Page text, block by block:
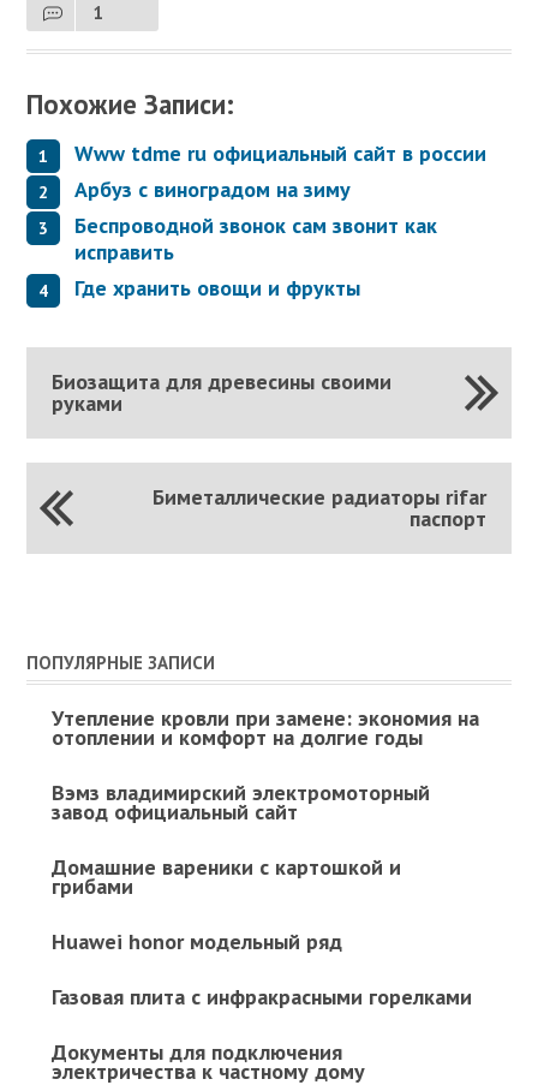
1
Похожие Записи:
Www tdme ru официальный сайт в россии
Арбуз с виноградом на зиму
Беспроводной звонок сам звонит как
исправить
Где хранить овощи и фрукты
Биозащита для древесины своими
руками
Биметаллические радиаторы rifar
паспорт
ПОПУЛЯРНЫЕ ЗАПИСИ
Утепление кровли при замене: экономия на
отоплении и комфорт на долгие годы
Вэмз владимирский электромоторный
завод официальный сайт
Домашние вареники с картошкой и
грибами
Huawei honor модельный ряд
Газовая плита с инфракрасными горелками
Документы для подключения
электричества к частному дому